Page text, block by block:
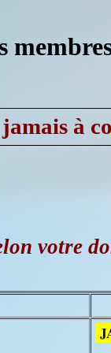
à
votre